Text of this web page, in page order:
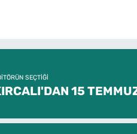
SEÇTIĞI
15